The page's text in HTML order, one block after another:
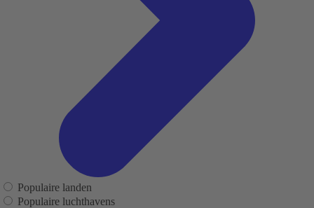
Populaire landen
Populaire luchthavens